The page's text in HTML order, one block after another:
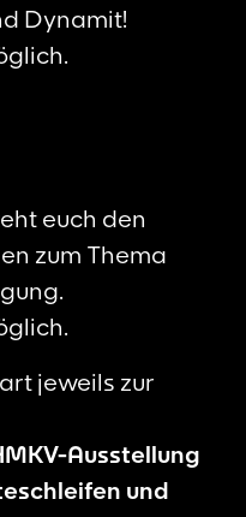
Dynamit!
euch den
zum Thema
jeweils zur
Ausstellung
und